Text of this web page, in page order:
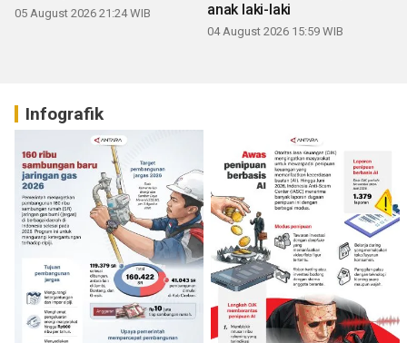
05 August 2026 21:24 WIB
anak laki-laki
04 August 2026 15:59 WIB
Infografik